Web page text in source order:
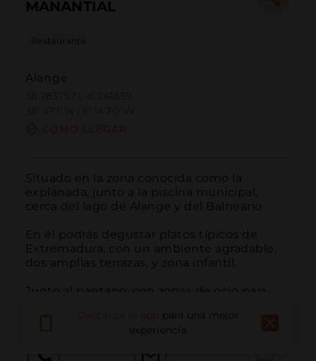
MANANTIAL
Restaurante
Alange
Situado en la zona conocida como la
explanada, junto a la piscina municipal,
cerca del lago de Alange y del Balneario
En él podrás degustar platos típicos de
Extremadura, con un ambiente agradable,
dos amplias terrazas, y zona infantil.
Junto al pantano, con zonas de ocio para
para una mejor
experiencia